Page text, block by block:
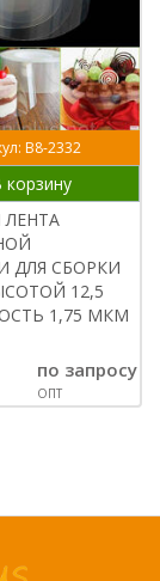
В8-2332
ЛЕНТА
ДЛЯ СБОРКИ
12,5
1,75 МКМ
по запросу
ОПТ